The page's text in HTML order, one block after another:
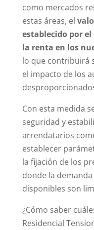
como mercados
estas áreas, el
establecido por
la renta en los
lo que contribuirá
el impacto de los
Con esta medida
seguridad y
arrendatarios
establecer
la fijación de los
donde la
disponibles son
¿Cómo saber
Residencial